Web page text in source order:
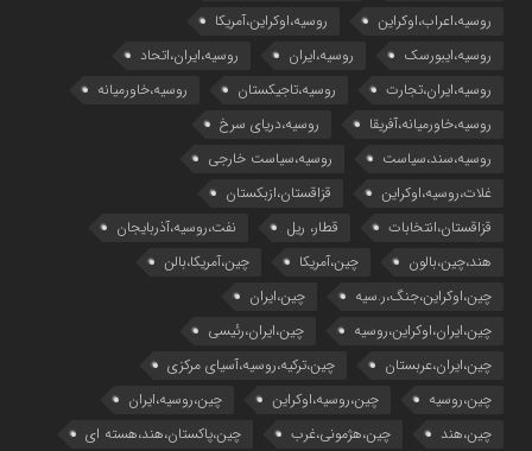
روسیه،اعراب،اوکراین
روسیه،اوکراین،آمریکا
روسیه،ایبورسک
روسیه،ایران
روسیه،ایران،اتحاد
روسیه،ایران،تجارت
روسیه،تاجیکستان
روسیه،خاورمیانه
روسیه،خاورمیانه،آفریقا
روسیه،دریای سرخ
روسیه،سند،سیاست
روسیه،سیاست خارجی
غلات،روسیه،اوکراین
قزاقستان،ازبکستان
قزاقستان،انتخابات
قطار، ریل
نفت،روسیه،آذربایجان
هند،چین،بالون
چین،آمریکا
چین،آمریکا،بالن
چین،اوکراین،جنگ،ر.سیه
چین،ایران
چین،ایران،اوکراین،روسیه
چین،ایران،رئیسی
چین،ایران،عربستان
چین،ترکیه،روسیه،آسیای مرکزی
چین،روسیه
چین،روسیه،اوکراین
چین،روسیه،ایران
چین،هند
چین،هژمونی،غرب چین،پاکستان،هند،هسته ای